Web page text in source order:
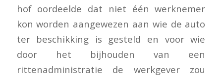
hof oordeelde dat niet één werknemer
kon worden aangewezen aan wie de auto
ter beschikking is gesteld en voor wie
door het bijhouden van een
rittenadministratie de werkgever zou